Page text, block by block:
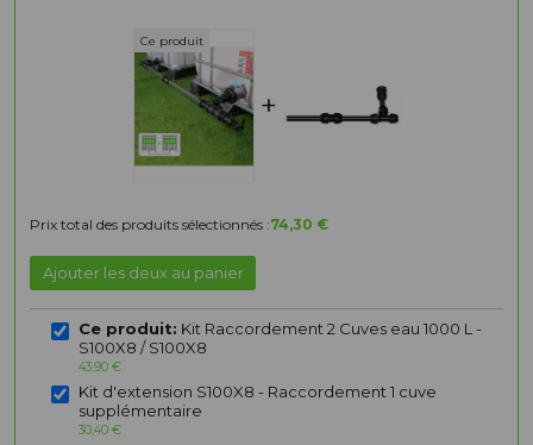
+
Prix total des produits sélectionnés :74,30 €
Ajouter les deux au panier
Ce produit: Kit Raccordement 2 Cuves eau 1000 L -
S100X8 / S100X8
43,90 €
Kit d'extension S100X8 - Raccordement 1 cuve
supplémentaire
30,40 €